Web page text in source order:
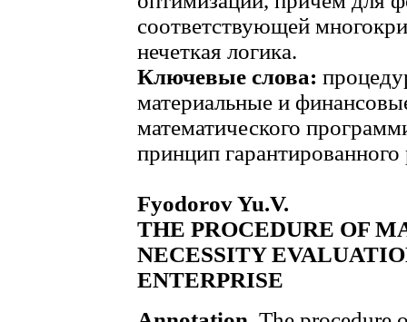
соответствующей
нечеткая логика.
Ключевые слова:
материальные и
математического
принцип гарантированного
Fyodorov Yu.V.
THE PROCEDURE OF
NECESSITY
ENTERPRISE